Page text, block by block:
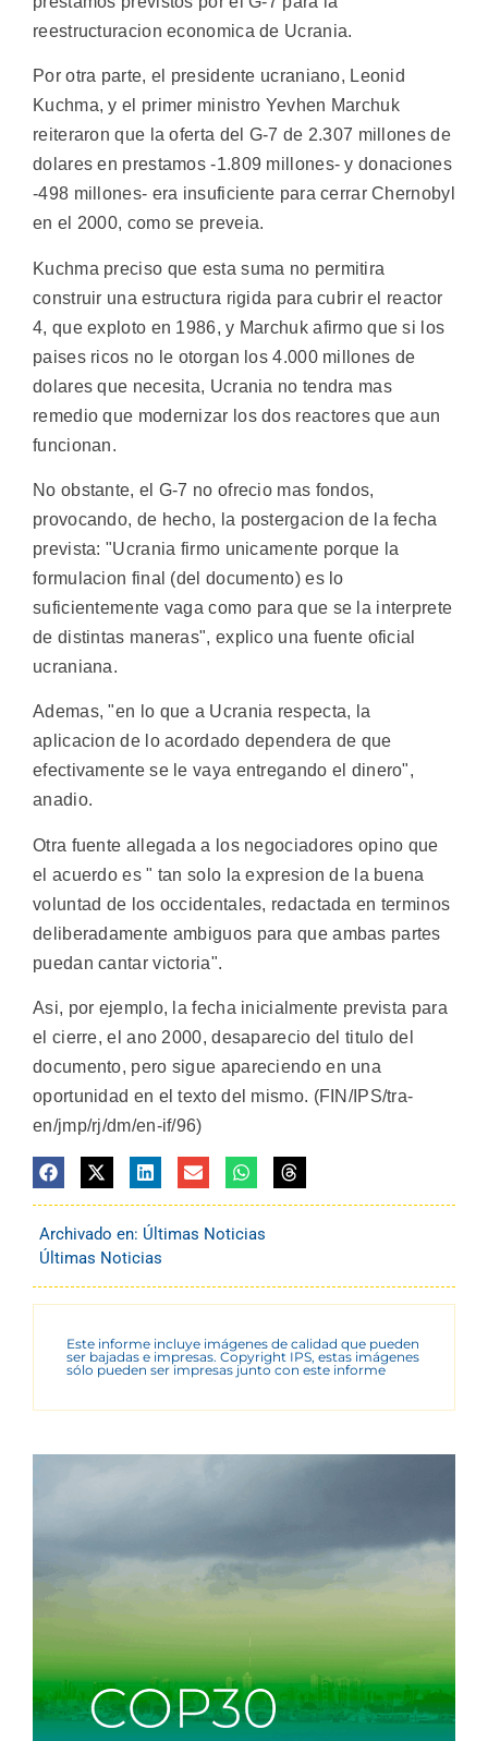
reestructuracion economica de Ucrania.
Por otra parte, el presidente ucraniano, Leonid
Kuchma, y el primer ministro Yevhen Marchuk
reiteraron que la oferta del G-7 de 2.307 millones de
dolares en prestamos -1.809 millones- y donaciones
-498 millones- era insuficiente para cerrar Chernobyl
en el 2000, como se preveia.
Kuchma preciso que esta suma no permitira
construir una estructura rigida para cubrir el reactor
4, que exploto en 1986, y Marchuk afirmo que si los
paises ricos no le otorgan los 4.000 millones de
dolares que necesita, Ucrania no tendra mas
remedio que modernizar los dos reactores que aun
funcionan.
No obstante, el G-7 no ofrecio mas fondos,
provocando, de hecho, la postergacion de la fecha
prevista: "Ucrania firmo unicamente porque la
formulacion final (del documento) es lo
suficientemente vaga como para que se la interprete
de distintas maneras", explico una fuente oficial
ucraniana.
Ademas, "en lo que a Ucrania respecta, la
aplicacion de lo acordado dependera de que
efectivamente se le vaya entregando el dinero",
anadio.
Otra fuente allegada a los negociadores opino que
el acuerdo es " tan solo la expresion de la buena
voluntad de los occidentales, redactada en terminos
deliberadamente ambiguos para que ambas partes
puedan cantar victoria".
Asi, por ejemplo, la fecha inicialmente prevista para
el cierre, el ano 2000, desaparecio del titulo del
documento, pero sigue apareciendo en una
oportunidad en el texto del mismo. (FIN/IPS/tra-
en/jmp/rj/dm/en-if/96)
Archivado en: Últimas Noticias
Últimas Noticias
Este informe incluye imágenes de calidad que pueden
ser bajadas e impresas. Copyright IPS, estas imágenes
sólo pueden ser impresas junto con este informe